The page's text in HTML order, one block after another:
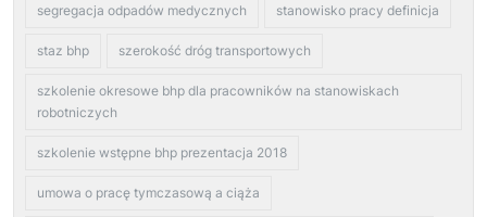
segregacja odpadów medycznych stanowisko pracy definicja
staz bhp szerokość dróg transportowych
szkolenie okresowe bhp dla pracowników na stanowiskach
robotniczych
szkolenie wstępne bhp prezentacja 2018
umowa o pracę tymczasową a ciąża